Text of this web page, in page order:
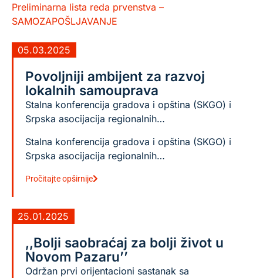
Preliminarna lista reda prvenstva –
SAMOZAPOŠLJAVANJE
05.03.2025
Povoljniji ambijent za razvoj
lokalnih samouprava
Stalna konferencija gradova i opština (SKGO) i
Srpska asocijacija regionalnih…
Stalna konferencija gradova i opština (SKGO) i
Srpska asocijacija regionalnih…
Pročitajte opširnije
25.01.2025
,,Bolji saobraćaj za bolji život u
Novom Pazaru’’
Održan prvi orijentacioni sastanak sa